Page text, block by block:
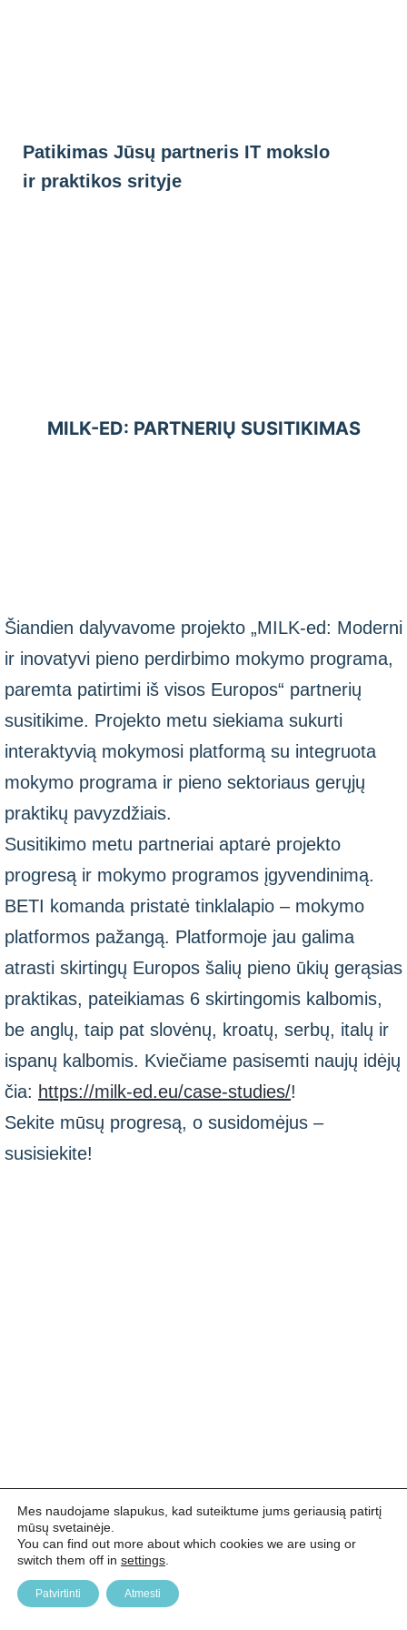
Patikimas Jūsų partneris IT mokslo
ir praktikos srityje
MILK-ED: PARTNERIŲ SUSITIKIMAS
Šiandien dalyvavome projekto „MILK-ed: Moderni
ir inovatyvi pieno perdirbimo mokymo programa,
paremta patirtimi iš visos Europos“ partnerių
susitikime. Projekto metu siekiama sukurti
interaktyvią mokymosi platformą su integruota
mokymo programa ir pieno sektoriaus gerųjų
praktikų pavyzdžiais.
Susitikimo metu partneriai aptarė projekto
progresą ir mokymo programos įgyvendinimą.
BETI komanda pristatė tinklalapio – mokymo
platformos pažangą. Platformoje jau galima
atrasti skirtingų Europos šalių pieno ūkių gerąsias
praktikas, pateikiamas 6 skirtingomis kalbomis,
be anglų, taip pat slovėnų, kroatų, serbų, italų ir
ispanų kalbomis. Kviečiame pasisemti naujų idėjų
čia: https://milk-ed.eu/case-studies/!
Sekite mūsų progresą, o susidomėjus –
susisiekite!
Mes naudojame slapukus, kad suteiktume jums geriausią patirtį
mūsų svetainėje.
You can find out more about which cookies we are using or
switch them off in settings
Patvirtinti Atmesti